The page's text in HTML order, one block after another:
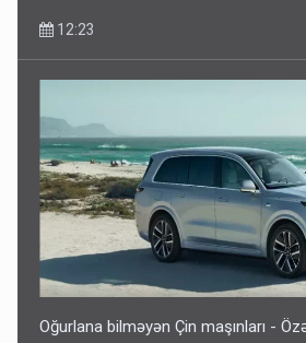
12:23
Oğurlana bilməyən Çin maşınları -